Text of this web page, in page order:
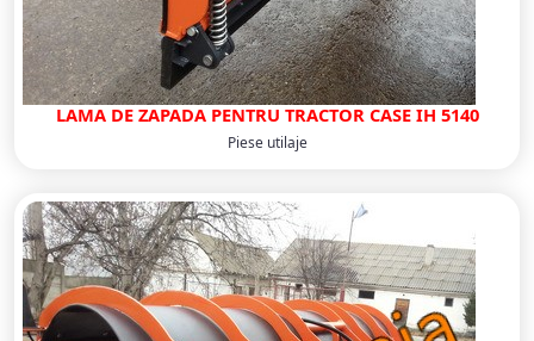
LAMA DE ZAPADA PENTRU TRACTOR CASE IH 5140
Piese utilaje